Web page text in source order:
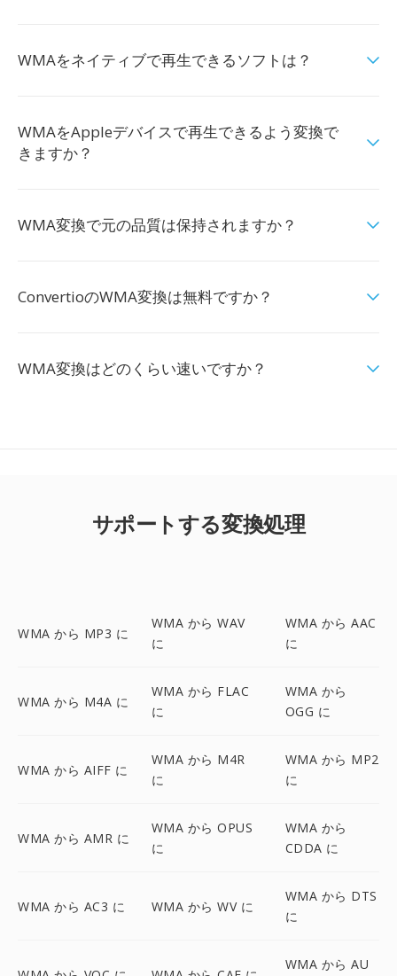
WMAをネイティブで再生できるソフトは？
WMAをAppleデバイスで再生できるよう変換で
きますか？
WMA変換で元の品質は保持されますか？
ConvertioのWMA変換は無料ですか？
WMA変換はどのくらい速いですか？
サポートする変換処理
WMA から MP3 に
WMA から WAV
に
WMA から AAC
に
WMA から M4A に
WMA から FLAC
に
WMA から
OGG に
WMA から AIFF に
WMA から M4R
に
WMA から MP2
に
WMA から AMR に
WMA から OPUS
に
WMA から
CDDA に
WMA から AC3 に WMA から WV に
WMA から DTS
に
WMA から AU